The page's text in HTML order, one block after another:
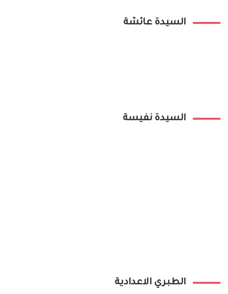
السيدة عائشة
السيدة نفيسة
الطبري الاعدادية